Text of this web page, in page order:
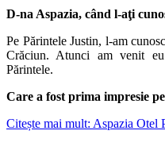
D-na Aspazia, când l-aţi
Pe Părintele Justin, l-am
Crăciun. Atunci am venit
Părintele.
Care a fost prima impresie
Citește mai mult: Aspazia Otel